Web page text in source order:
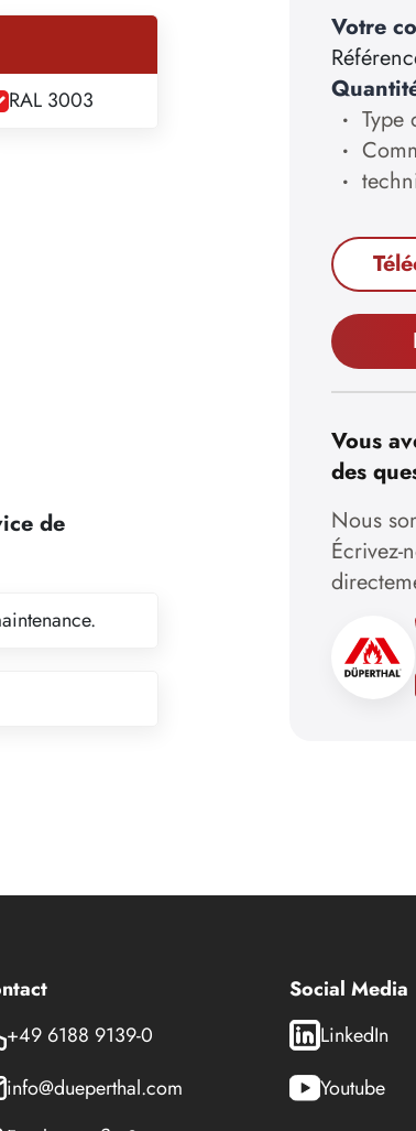
RAL 3003
de
Votre
Type
Vous
des
Nous
Écrivez-
+49 6188 9139-0
info@dueperthal.com
Social Media
LinkedIn
Youtube